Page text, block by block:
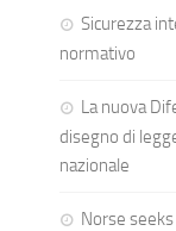
Sicurezza
normativo
La nuova
disegno di
nazionale
Norse